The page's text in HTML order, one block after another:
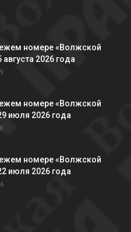
номере «Волжской
2026 года
номере «Волжской
июля 2026 года
номере «Волжской
июля 2026 года